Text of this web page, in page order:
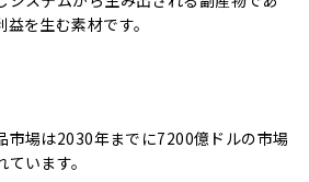
を生む素材です。
市場は2030年までに7200億ドルの市場
います。